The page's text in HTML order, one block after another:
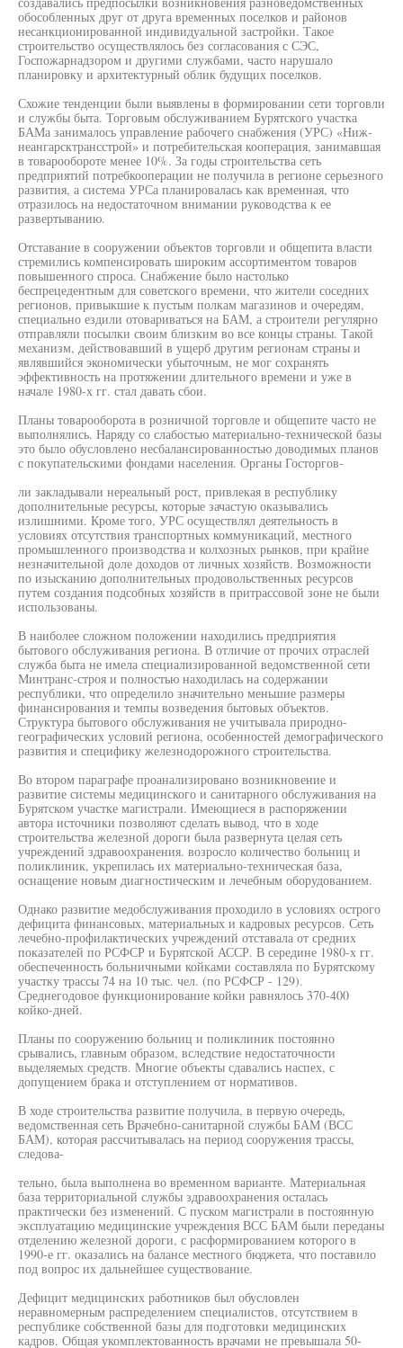
обособленных друг от друга временных поселков и районов
несанкционированной индивидуальной застройки. Такое
строительство осуществлялось без согласования с СЭС,
Госпожарнадзором и другими службами, часто нарушало
планировку и архитектурный облик будущих поселков.
Схожие тенденции были выявлены в формировании сети торговли
и службы быта. Торговым обслуживанием Бурятского участка
БАМа занималось управление рабочего снабжения (УРС) «Ниж-
неангарсктрансстрой» и потребительская кооперация, занимавшая
в товарообороте менее 10%. За годы строительства сеть
предприятий потребкооперации не получила в регионе серьезного
развития, а система УРСа планировалась как временная, что
отразилось на недостаточном внимании руководства к ее
развертыванию.
Отставание в сооружении объектов торговли и общепита власти
стремились компенсировать широким ассортиментом товаров
повышенного спроса. Снабжение было настолько
беспрецедентным для советского времени, что жители соседних
регионов, привыкшие к пустым полкам магазинов и очередям,
специально ездили отовариваться на БАМ, а строители регулярно
отправляли посылки своим близким во все концы страны. Такой
механизм, действовавший в ущерб другим регионам страны и
являвшийся экономически убыточным, не мог сохранять
эффективность на протяжении длительного времени и уже в
начале 1980-х гг. стал давать сбои.
Планы товарооборота в розничной торговле и общепите часто не
выполнялись. Наряду со слабостью материально-технической базы
это было обусловлено несбалансированностью доводимых планов
с покупательскими фондами населения. Органы Госторгов-
ли закладывали нереальный рост, привлекая в республику
дополнительные ресурсы, которые зачастую оказывались
излишними. Кроме того, УРС осуществлял деятельность в
условиях отсутствия транспортных коммуникаций, местного
промышленного производства и колхозных рынков, при крайне
незначительной доле доходов от личных хозяйств. Возможности
по изысканию дополнительных продовольственных ресурсов
путем создания подсобных хозяйств в притрассовой зоне не были
использованы.
В наиболее сложном положении находились предприятия
бытового обслуживания региона. В отличие от прочих отраслей
служба быта не имела специализированной ведомственной сети
Минтранс-строя и полностью находилась на содержании
республики, что определило значительно меньшие размеры
финансирования и темпы возведения бытовых объектов.
Структура бытового обслуживания не учитывала природно-
географических условий региона, особенностей демографического
развития и специфику железнодорожного строительства.
Во втором параграфе проанализировано возникновение и
развитие системы медицинского и санитарного обслуживания на
Бурятском участке магистрали. Имеющиеся в распоряжении
автора источники позволяют сделать вывод, что в ходе
строительства железной дороги была развернута целая сеть
учреждений здравоохранения. возросло количество больниц и
поликлиник, укрепилась их материально-техническая база,
оснащение новым диагностическим и лечебным оборудованием.
Однако развитие медобслуживания проходило в условиях острого
дефицита финансовых, материальных и кадровых ресурсов. Сеть
лечебно-профилактических учреждений отставала от средних
показателей по РСФСР и Бурятской АССР. В середине 1980-х гг.
обеспеченность больничными койками составляла по Бурятскому
участку трассы 74 на 10 тыс. чел. (по РСФСР - 129).
Среднегодовое функционирование койки равнялось 370-400
койко-дней.
Планы по сооружению больниц и поликлиник постоянно
срывались, главным образом, вследствие недостаточности
выделяемых средств. Многие объекты сдавались наспех, с
допущением брака и отступлением от нормативов.
В ходе строительства развитие получила, в первую очередь,
ведомственная сеть Врачебно-санитарной службы БАМ (ВСС
БАМ), которая рассчитывалась на период сооружения трассы,
следова-
тельно, была выполнена во временном варианте. Материальная
база территориальной службы здравоохранения осталась
практически без изменений. С пуском магистрали в постоянную
эксплуатацию медицинские учреждения ВСС БАМ были переданы
отделению железной дороги, с расформированием которого в
1990-е гг. оказались на балансе местного бюджета, что поставило
под вопрос их дальнейшее существование.
Дефицит медицинских работников был обусловлен
неравномерным распределением специалистов, отсутствием в
республике собственной базы для подготовки медицинских
кадров. Общая укомплектованность врачами не превышала 50-